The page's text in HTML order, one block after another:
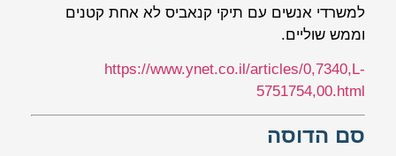
למשרדי אנשים עם תיקי קנאביס לא אחת קטנים
וממש שוליים.
https://www.ynet.co.il/articles/0,7340,L-
5751754,00.html
סם הדוסה